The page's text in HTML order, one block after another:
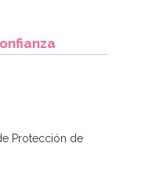
Protección de